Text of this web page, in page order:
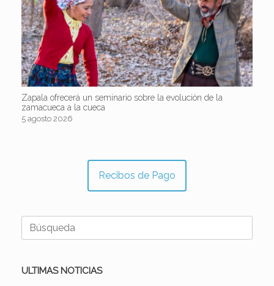
Zapala ofrecerá un seminario sobre la evolución de la
zamacueca a la cueca
5 agosto 2026
Recibos de Pago
Buscar:
ULTIMAS NOTICIAS